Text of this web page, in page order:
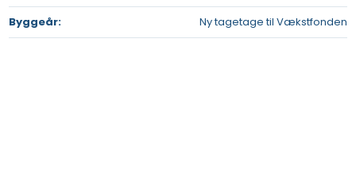
Byggeår​: Ny tagetage til Vækstfonden​